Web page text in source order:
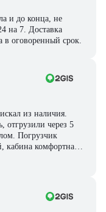
и до конца, не
на 7. Доставка
в оговоренный срок.
из наличия.
отгрузили через 5
Погрузчик
кабина комфортная,